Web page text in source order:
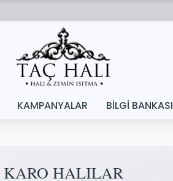
KAMPANYALAR BILGI BANKASI
KARO HALILAR